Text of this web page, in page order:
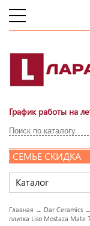
График работы на
СКИДКА
Каталог
Главная → Dar Ceramics →
плитка Liso Mostaza Mate